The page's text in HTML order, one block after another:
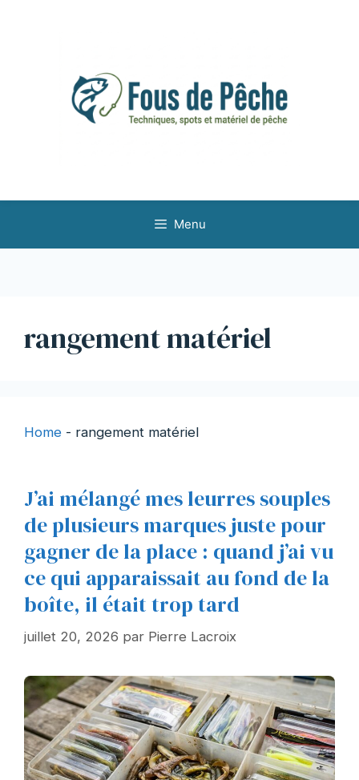
Menu
rangement matériel
Home - rangement matériel
J’ai mélangé mes leurres souples
de plusieurs marques juste pour
gagner de la place : quand j’ai vu
ce qui apparaissait au fond de la
boîte, il était trop tard
juillet 20, 2026 par Pierre Lacroix